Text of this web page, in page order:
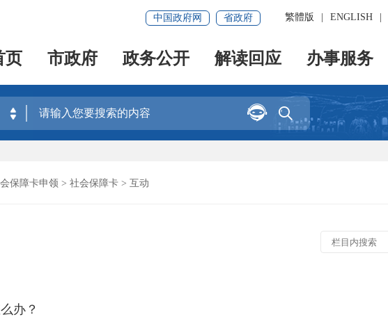
繁體版 ENGLISH
中国政府网 省政府
页 市政府 政务公开 解读回应 办事服务


保障卡申领 > 社会保障卡 > 互动
办？